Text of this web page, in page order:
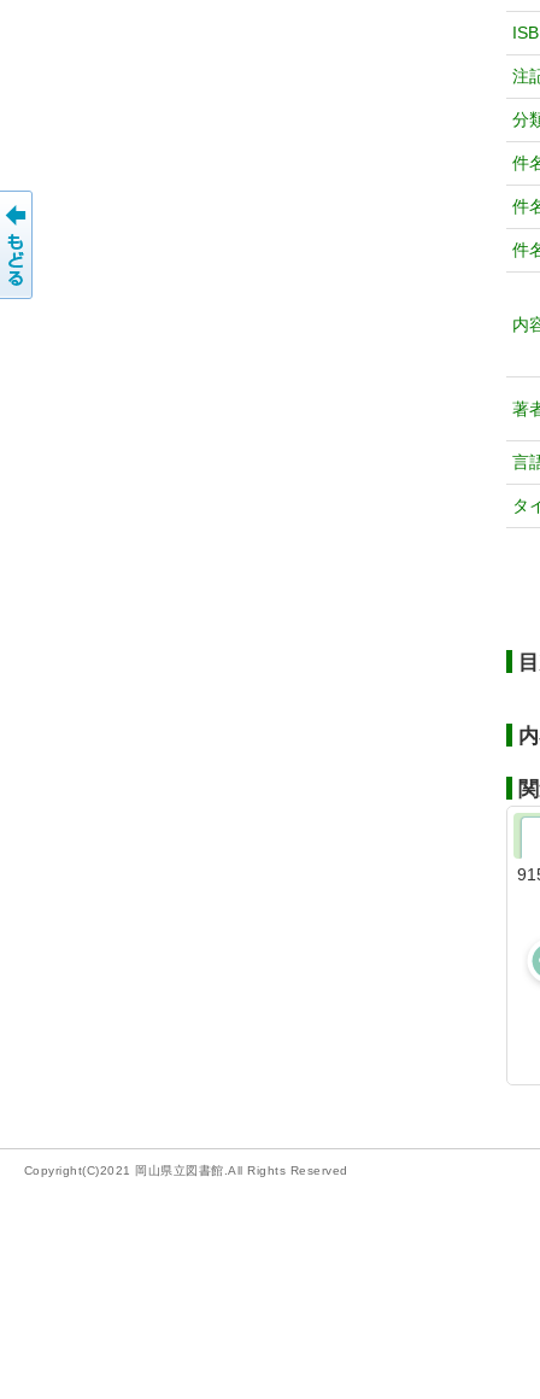
注
分
件
件
件
内
著
言
タ
Copyright(C)2021 岡山県立図書館.All Rights Reserved